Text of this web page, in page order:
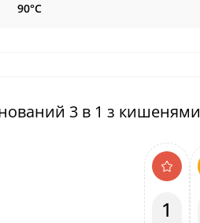
90°С
3 в 1 з кишенями
1